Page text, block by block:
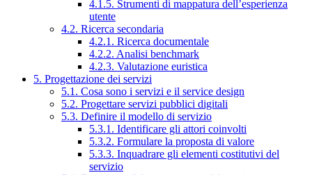
4.1.5. Strumenti di mappatura dell’esperienza
utente
4.2. Ricerca secondaria
4.2.1. Ricerca documentale
4.2.2. Analisi benchmark
4.2.3. Valutazione euristica
5. Progettazione dei servizi
5.1. Cosa sono i servizi e il service design
5.2. Progettare servizi pubblici digitali
5.3. Definire il modello di servizio
5.3.1. Identificare gli attori coinvolti
5.3.2. Formulare la proposta di valore
5.3.3. Inquadrare gli elementi costitutivi del
servizio